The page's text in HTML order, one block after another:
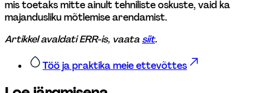
mis toetaks mitte ainult tehniliste oskuste, vaid ka
majandusliku mõtlemise arendamist.
Artikkel avaldati ERR-is, vaata siit.
Töö ja praktika meie ettevõttes